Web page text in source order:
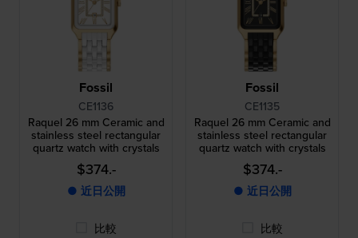
Fossil
CE1136
Raquel 26 mm Ceramic and
stainless steel rectangular
quartz watch with crystals
$374.-
● 近日公開
比較
Fossil
CE1135
Raquel 26 mm Ceramic and
stainless steel rectangular
quartz watch with crystals
$374.-
● 近日公開
比較